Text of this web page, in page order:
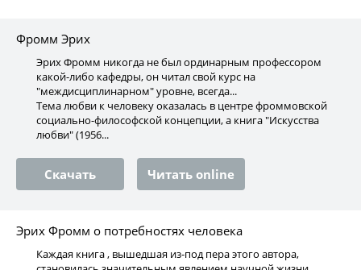
Фромм Эрих
Эрих Фромм никогда не был ординарным профессором
какой-либо кафедры, он читал свой курс на
"междисциплинарном" уровне, всегда...
Тема любви к человеку оказалась в центре фроммовской
социально-философской концепции, а книга "Искусства
любви" (1956...
Скачать Читать online
Эрих Фромм о потребностях человека
Каждая книга , вышедшая из-под пера этого автора,